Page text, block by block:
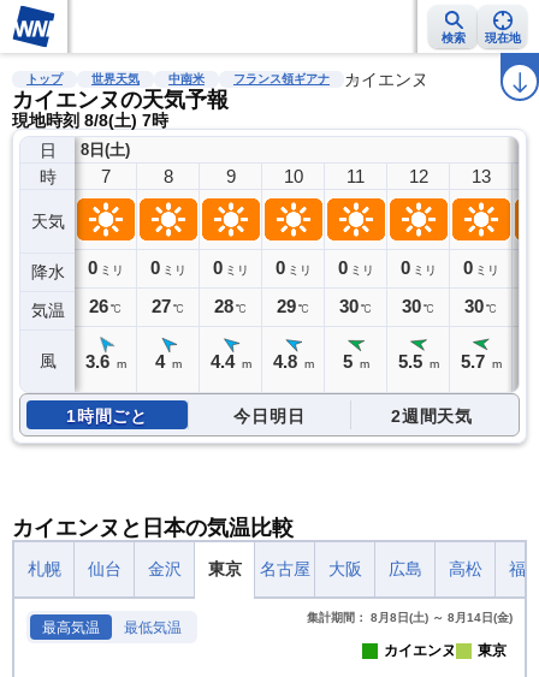
検索 現在地
雨雲レーダー 台風情報 地震情報 警報・注意報 2週間天気 ラ
トップ 世界天気 中南米 フランス領ギアナ カイエンヌ
カイエンヌの天気予報
現地時刻 8/8(土) 7時
日
時
天気
降水
気温
風
8日(土)
7
0 ミリ
26℃
3.6 m
8
0 ミリ
27℃
4 m
9
0 ミリ
28℃
4.4 m
10
0 ミリ
29℃
4.8 m
11
0 ミリ
30℃
5 m
12
0 ミリ
30℃
5.5 m
13
0 ミリ
30℃
5.7 m
1時間ごと 今日明日 2週間天気
カイエンヌと日本の気温比較
札幌 仙台 金沢 東京 名古屋 大阪 広島 高松 福
最高気温 最低気温
集計期間： 8月8日(土) ～ 8月14日(金)
カイエンヌ 東京